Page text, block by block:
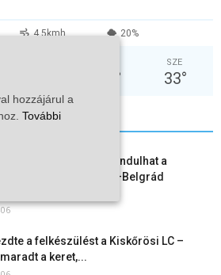
4.5kmh 20%
°
SZE
33°
már ősszel újraindulhat a
a Budapest–Belgrád
a felkészülést a Kiskőrösi LC –
a keret,...
hozzájárul a
További